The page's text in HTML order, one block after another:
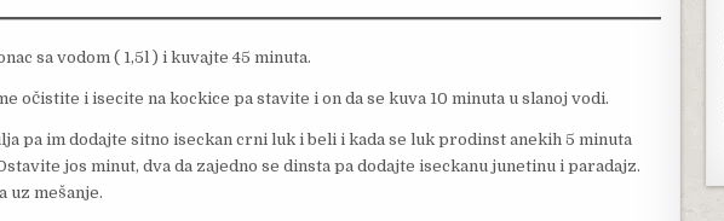
sa vodom ( 1,5l ) i kuvajte 45 minuta.
očistite i isecite na kockice pa stavite i on da se kuva 10 minuta u slanoj vodi.
pa im dodajte sitno iseckan crni luk i beli i kada se luk prodinst anekih 5 minuta
jos minut, dva da zajedno se dinsta pa dodajte iseckanu junetinu i paradajz.
uz mešanje.